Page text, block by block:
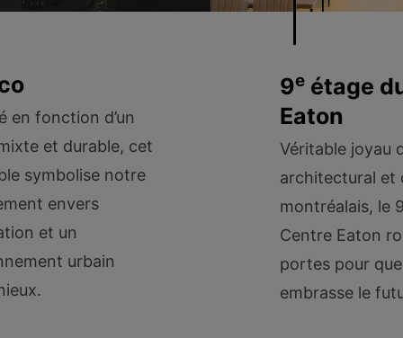
en fonction d’un
et durable, cet
symbolise notre
envers
et un
urbain
9eétage
Eaton
Véritable joyau
architectural et
montréalais, le
Centre Eaton
portes pour
embrasse le